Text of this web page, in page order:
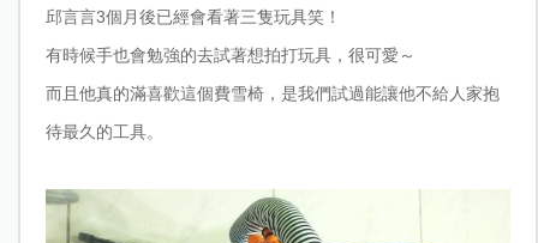
邱言言3個月後已經會看著三隻玩具笑！
有時候手也會勉強的去試著想拍打玩具，很可愛～
而且他真的滿喜歡這個費雪椅，是我們試過能讓他不給人家抱
待最久的工具。